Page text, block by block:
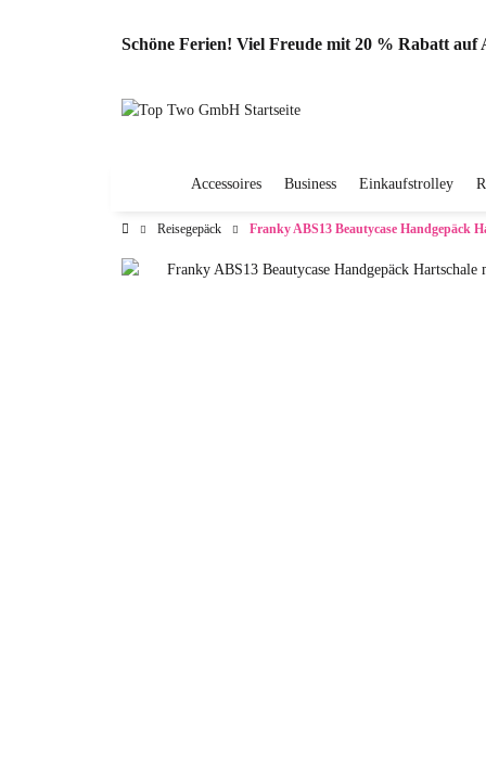
Schöne Ferien! Viel Freude mit 20 % Rabatt
Accessoires Business Einkaufstrolley
Reisegepäck Franky ABS13 Beautycase Handgepäck